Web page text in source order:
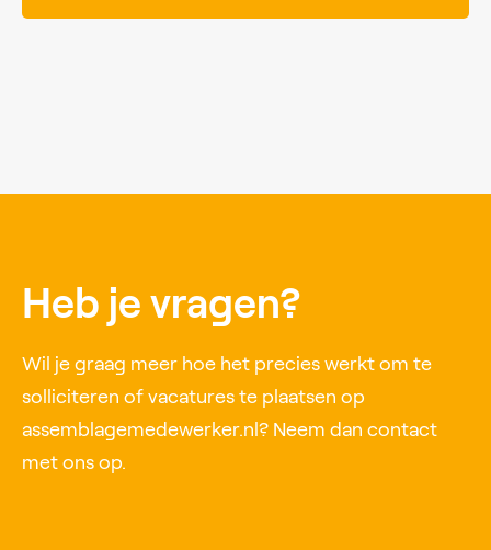
Heb je vragen?
Wil je graag meer hoe het precies werkt om te
solliciteren of vacatures te plaatsen op
assemblagemedewerker.nl? Neem dan contact
met ons op.